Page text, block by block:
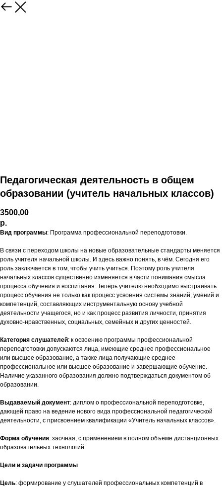
Педагогическая деятельность в общем
образовании (учитель начальных классов)
3500,00
р.
Вид программы: Программа профессиональной переподготовки.
В связи с переходом школы на новые образовательные стандарты меняется
роль учителя начальной школы. И здесь важно понять, в чём. Сегодня его
роль заключается в том, чтобы учить учиться. Поэтому роль учителя
начальных классов существенно изменяется в части понимания смысла
процесса обучения и воспитания. Теперь учителю необходимо выстраивать
процесс обучения не только как процесс усвоения системы знаний, умений и
компетенций, составляющих инструментальную основу учебной
деятельности учащегося, но и как процесс развития личности, принятия
духовно-нравственных, социальных, семейных и других ценностей.
Категория слушателей: к освоению программы профессиональной
переподготовки допускаются лица, имеющие среднее профессиональное
или высшее образование, а также лица получающие среднее
профессиональное или высшее образование и завершающие обучение.
Наличие указанного образования должно подтверждаться документом об
образовании.
Выдаваемый документ: диплом о профессиональной переподготовке,
дающей право на ведение нового вида профессиональной педагогической
деятельности, с присвоением квалификации «Учитель начальных классов».
Форма обучения: заочная, с применением в полном объеме дистанционных
образовательных технологий.
Цели и задачи программы
Цель: формирование у слушателей профессиональных компетенций в